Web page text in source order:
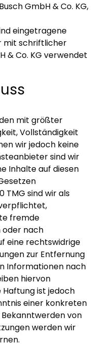
GmbH & Co. KG,
eingetragene
mit schriftlicher
& Co. KG verwendet
mit größter
Vollständigkeit
wir jedoch keine
sind wir
Inhalte auf diesen
TMG sind wir als
fremde
oder nach
eine rechtswidrige
zur Entfernung
Informationen nach
hiervon
Haftung ist jedoch
einer konkreten
von
werden wir